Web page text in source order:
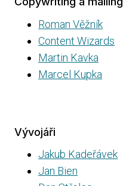
Roman Věžník
Content Wizards
Martin Kavka
Marcel Kupka
Vývojáři
Jakub Kadeřávek
Jan Bien